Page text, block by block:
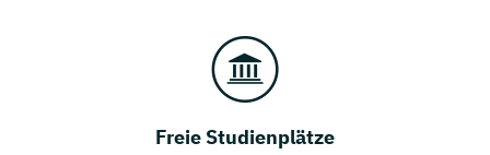
Freie Studienplätze